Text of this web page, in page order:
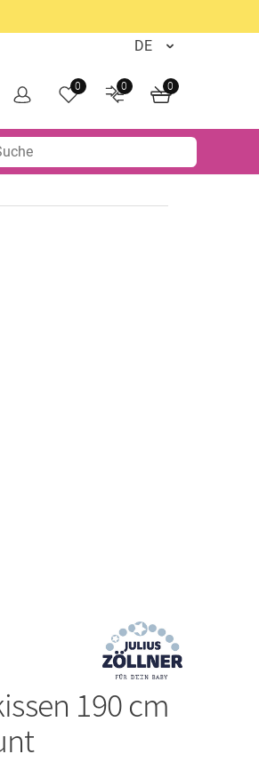
0 0 0
190 cm